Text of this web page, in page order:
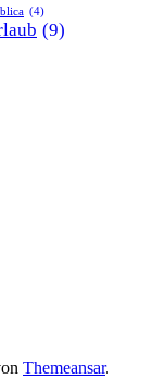
(4)
(9)
Themeansar.